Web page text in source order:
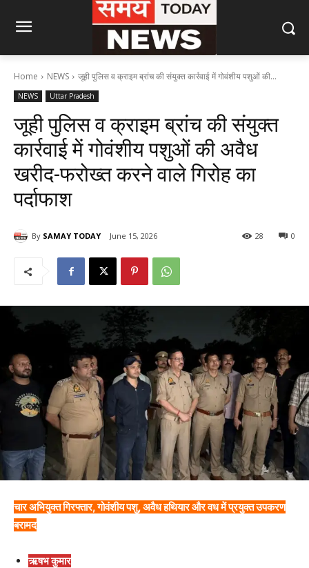
Home NEWS जूही पुलिस व क्राइम ब्रांच की संयुक्त कार्रवाई में गोवंशीय पशुओं की...
NEWS Uttar Pradesh
जूही पुलिस व क्राइम ब्रांच की संयुक्त
कार्रवाई में गोवंशीय पशुओं की अवैध
खरीद-फरोख्त करने वाले गिरोह का
पर्दाफाश
By SAMAY TODAY June 15, 2026 0
28
चार अभियुक्त गिरफ्तार, गोवंशीय पशु, अवैध हथियार और वध में प्रयुक्त उपकरण
बरामद
ऋषभ कुमार